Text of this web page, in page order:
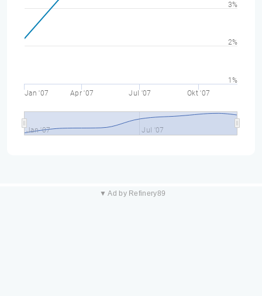
Jan '07 Apr '07 Jul '07 Okt '07
Jan '07 Jul '07
1%
2%
3%
▼ Ad by Refinery89